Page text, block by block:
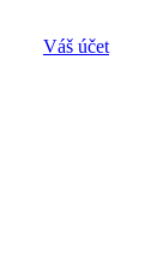
Váš účet